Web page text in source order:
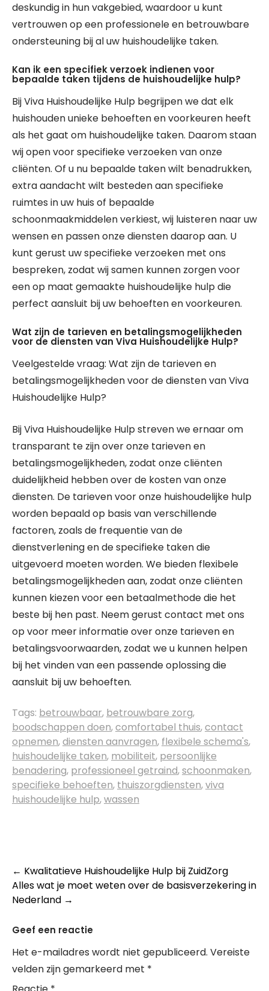
deskundig in hun vakgebied, waardoor u kunt
vertrouwen op een professionele en betrouwbare
ondersteuning bij al uw huishoudelijke taken.
Kan ik een specifiek verzoek indienen voor
bepaalde taken tijdens de huishoudelijke hulp?
Bij Viva Huishoudelijke Hulp begrijpen we dat elk
huishouden unieke behoeften en voorkeuren heeft
als het gaat om huishoudelijke taken. Daarom staan
wij open voor specifieke verzoeken van onze
cliënten. Of u nu bepaalde taken wilt benadrukken,
extra aandacht wilt besteden aan specifieke
ruimtes in uw huis of bepaalde
schoonmaakmiddelen verkiest, wij luisteren naar uw
wensen en passen onze diensten daarop aan. U
kunt gerust uw specifieke verzoeken met ons
bespreken, zodat wij samen kunnen zorgen voor
een op maat gemaakte huishoudelijke hulp die
perfect aansluit bij uw behoeften en voorkeuren.
Wat zijn de tarieven en betalingsmogelijkheden
voor de diensten van Viva Huishoudelijke Hulp?
Veelgestelde vraag: Wat zijn de tarieven en
betalingsmogelijkheden voor de diensten van Viva
Huishoudelijke Hulp?
Bij Viva Huishoudelijke Hulp streven we ernaar om
transparant te zijn over onze tarieven en
betalingsmogelijkheden, zodat onze cliënten
duidelijkheid hebben over de kosten van onze
diensten. De tarieven voor onze huishoudelijke hulp
worden bepaald op basis van verschillende
factoren, zoals de frequentie van de
dienstverlening en de specifieke taken die
uitgevoerd moeten worden. We bieden flexibele
betalingsmogelijkheden aan, zodat onze cliënten
kunnen kiezen voor een betaalmethode die het
beste bij hen past. Neem gerust contact met ons
op voor meer informatie over onze tarieven en
betalingsvoorwaarden, zodat we u kunnen helpen
bij het vinden van een passende oplossing die
aansluit bij uw behoeften.
Tags: betrouwbaar, betrouwbare zorg,
boodschappen doen,comfortabel thuis,contact
opnemen,diensten aanvragen, flexibele schema's,
huishoudelijke taken, mobiliteit, persoonlijke
benadering, professioneel getraind,schoonmaken,
specifieke behoeften, thuiszorgdiensten,viva
huishoudelijke hulp,wassen
Post
navigation
← Kwalitatieve Huishoudelijke Hulp bij ZuidZorg
Alles wat je moet weten over de basisverzekering in
Nederland →
Geef een reactie
Het e-mailadres wordt niet gepubliceerd. Vereiste
velden zijn gemarkeerd met *